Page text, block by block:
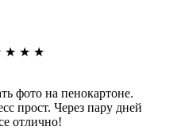
★ ★ ★
фото на пенокартоне.
прост. Через пару дней
отлично!